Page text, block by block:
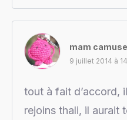
mam camuse
9 juillet 2014 à
tout à fait d’accord,
rejoins thali, il aurait